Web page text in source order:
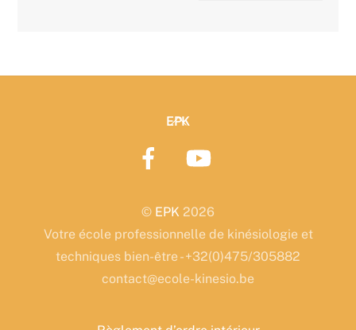
Back
Top
EPK
© EPK 2026
Votre école professionnelle de kinésiologie et
techniques bien-être - +32(0)475/305882
contact@ecole-kinesio.be